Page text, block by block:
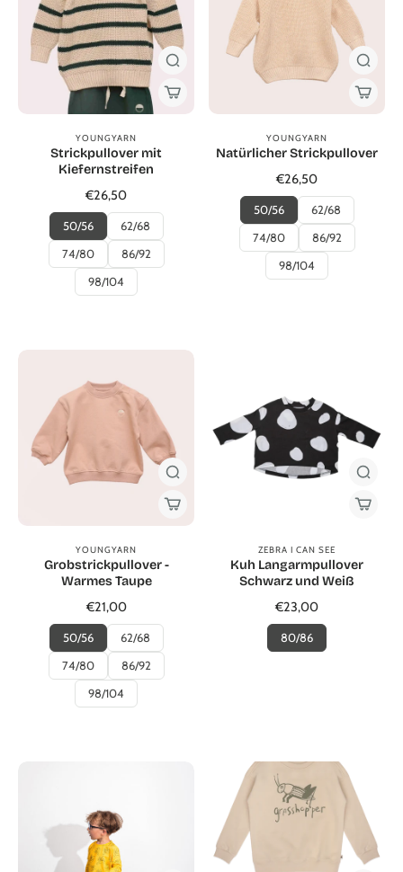
YOUNGYARN
Strickpullover mit
Kiefernstreifen
€26,50
50/56
62/68
74/80
86/92
98/104
YOUNGYARN
Natürlicher Strickpullover
€26,50
50/56
62/68
74/80
86/92
98/104
YOUNGYARN
Grobstrickpullover -
Warmes Taupe
€21,00
50/56
62/68
74/80
86/92
98/104
ZEBRA I CAN SEE
Kuh Langarmpullover
Schwarz und Weiß
€23,00
80/86